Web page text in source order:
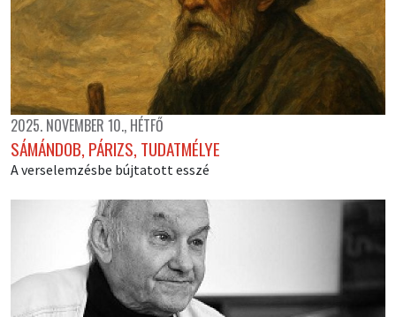
2025. NOVEMBER 10., HÉTFŐ
SÁMÁNDOB, PÁRIZS, TUDATMÉLYE
A verselemzésbe bújtatott esszé